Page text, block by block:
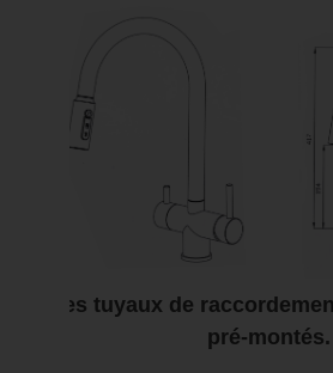
Les tuyaux de
pré-montés.